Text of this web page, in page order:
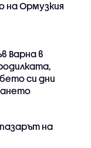
на Ормузкия
Варна в
си дни
на